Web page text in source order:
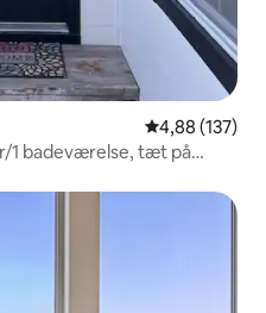
4,88 ud af 5 i
4,88 (137)
1 badeværelse, tæt på